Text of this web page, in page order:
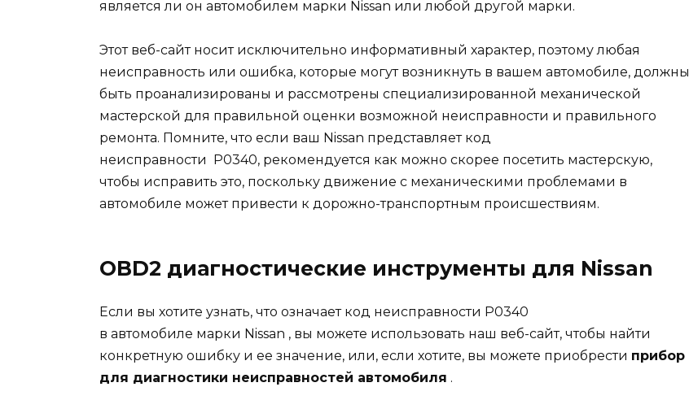
является ли он автомобилем марки Nissan или любой другой марки.
Этот веб-сайт носит исключительно информативный характер, поэтому любая
неисправность или ошибка, которые могут возникнуть в вашем автомобиле, должны
быть проанализированы и рассмотрены специализированной механической
мастерской для правильной оценки возможной неисправности и правильного
ремонта. Помните, что если ваш Nissan представляет код
неисправности P0340, рекомендуется как можно скорее посетить мастерскую,
чтобы исправить это, поскольку движение с механическими проблемами в
автомобиле может привести к дорожно-транспортным происшествиям.
OBD2 диагностические инструменты для Nissan
Если вы хотите узнать, что означает код неисправности P0340
в автомобиле марки Nissan , вы можете использовать наш веб-сайт, чтобы найти
конкретную ошибку и ее значение, или, если хотите, вы можете приобрести прибор
для диагностики неисправностей автомобиля .